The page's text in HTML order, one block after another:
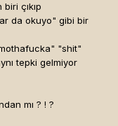
çıkıp
da okuyo" gibi bir
"shit"
tepki gelmiyor
mı ? ! ?